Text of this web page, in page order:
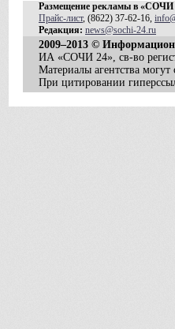
Размещение рекламы в «СОЧИ
Прайс-лист, (8622) 37-62-16,
Редакция: news@sochi-24.ru
2009–2013 ©
ИА «СОЧИ 24», св-во
Материалы агентства
При цитировании